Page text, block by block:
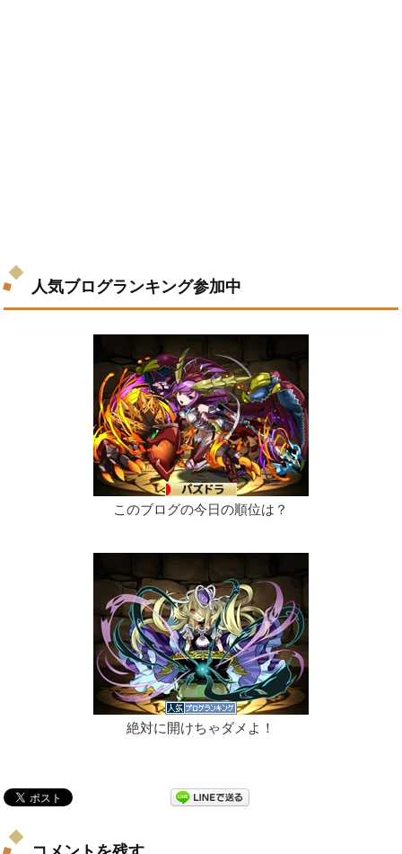
人気ブログランキング参加中
このブログの今日の順位は？
絶対に開けちゃダメよ！